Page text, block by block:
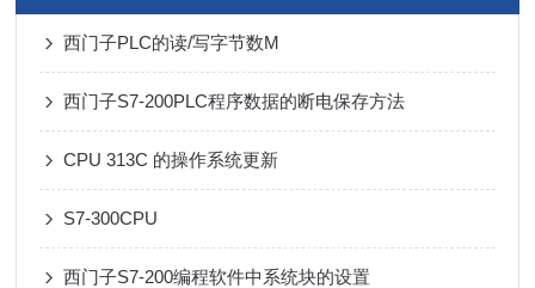
西门子PLC的读/写字节数M
西门子S7-200PLC程序数据的断电保存方法
CPU 313C 的操作系统更新
S7-300CPU
西门子S7-200编程软件中系统块的设置